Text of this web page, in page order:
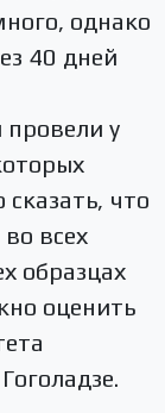
однако
40 дней
у
что
всех
образцах
оценить